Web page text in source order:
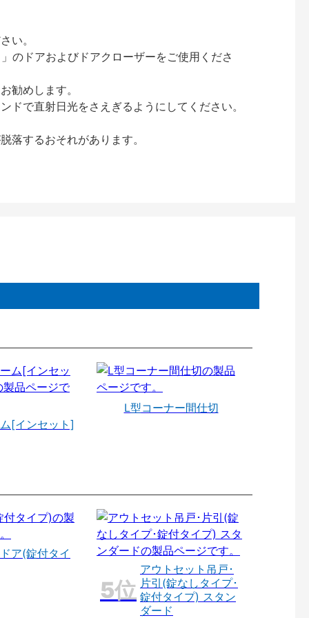
い。
のドアおよびドアクローザーをご使用くださ
勧めします。
で直射日光をさえぎるようにしてください。
するおそれがあります。
[インセット]
L型コーナー間仕切
ア(錠付タイ
アウトセット吊戸･
片引(錠なしタイプ･
錠付タイプ) スタン
ダード